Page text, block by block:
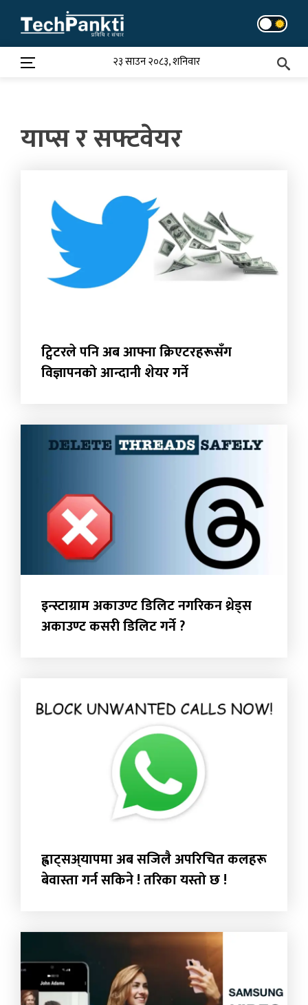
content
२३ साउन २०८३, शनिवार
याप्स र सफ्टवेयर
ट्विटरले पनि अब आफ्ना क्रिएटरहरूसँग
विज्ञापनको आन्दानी शेयर गर्ने
इन्स्टाग्राम अकाउण्ट डिलिट नगरिकन थ्रेड्स
अकाउण्ट कसरी डिलिट गर्ने ?
ह्वाट्सअ्यापमा अब सजिलै अपरिचित कलहरू
बेवास्ता गर्न सकिने ! तरिका यस्तो छ !